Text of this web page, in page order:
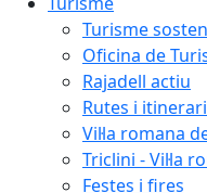
Turisme
Oficina de
Rajadell actiu
Rutes i
Vil·la romana
Triclini - Vil·la
Festes i fires